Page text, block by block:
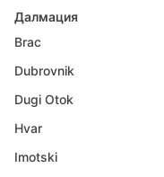
Далмация
Brac
Dubrovnik
Dugi Otok
Hvar
Imotski